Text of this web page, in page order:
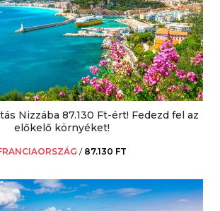
Nizzába 87.130 Ft-ért! Fedezd fel az
előkelő környéket!
/ 87.130 FT